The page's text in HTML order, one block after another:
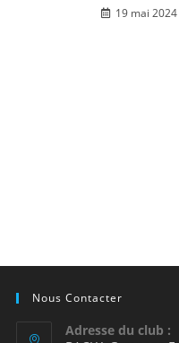
19 mai 2024
Nous Contacter
Adresse du club :